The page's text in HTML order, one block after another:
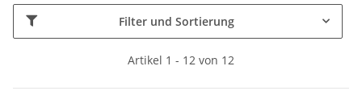
Filter und Sortierung
Artikel 1 - 12 von 12